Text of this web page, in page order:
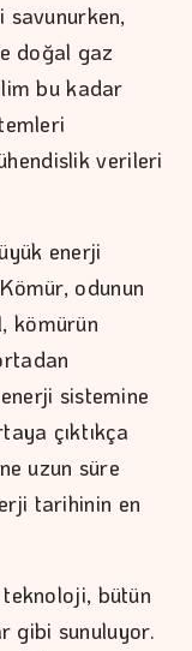
savunurken,
doğal gaz
bu kadar
verileri
enerji
odunun
kömürün
sistemine
çıktıkça
uzun süre
tarihinin en
bütün
gibi sunuluyor.